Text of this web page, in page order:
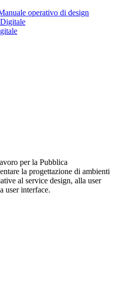
operativo di design
per la Pubblica
la progettazione di ambienti
al service design, alla user
user interface.